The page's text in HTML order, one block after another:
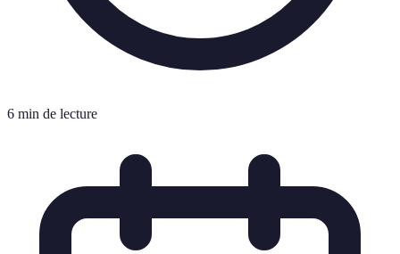
6 min de lecture